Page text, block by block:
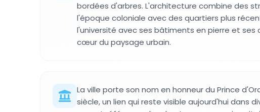
bordées d'arbres. L'architecture combine des
l'époque coloniale avec des quartiers plus
l'université avec ses bâtiments en pierre et ses
cœur du paysage urbain.
La ville porte son nom en honneur du Prince
siècle, un lien qui reste visible aujourd'hui dans